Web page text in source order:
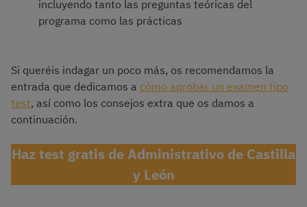
incluyendo tanto las preguntas teóricas del
programa como las prácticas
Si queréis indagar un poco más, os recomendamos la
entrada que dedicamos a cómo aprobar un examen tipo
test, así como los consejos extra que os damos a
continuación.
Haz test gratis de Administrativo de Castilla
y León